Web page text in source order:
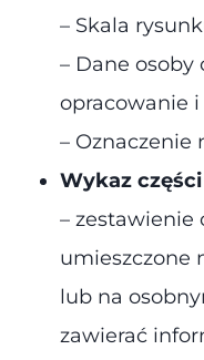
– Skala
– Dane osoby
opracowanie
– Oznaczenie
Wykaz
– zestawienie
umieszczone
lub na
zawierać